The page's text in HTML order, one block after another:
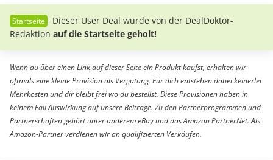
Dieser User Deal wurde von der DealDoktor-
Redaktion auf die Startseite geholt!
Wenn du über einen Link auf dieser Seite ein Produkt kaufst, erhalten wir
oftmals eine kleine Provision als Vergütung. Für dich entstehen dabei keinerlei
Mehrkosten und dir bleibt frei wo du bestellst. Diese Provisionen haben in
keinem Fall Auswirkung auf unsere Beiträge. Zu den Partnerprogrammen und
Partnerschaften gehört unter anderem eBay und das Amazon PartnerNet. Als
Amazon-Partner verdienen wir an qualifizierten Verkäufen.